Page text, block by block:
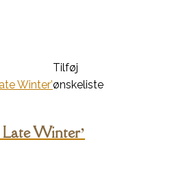
Tilføj
ønskeliste
Late Winter’